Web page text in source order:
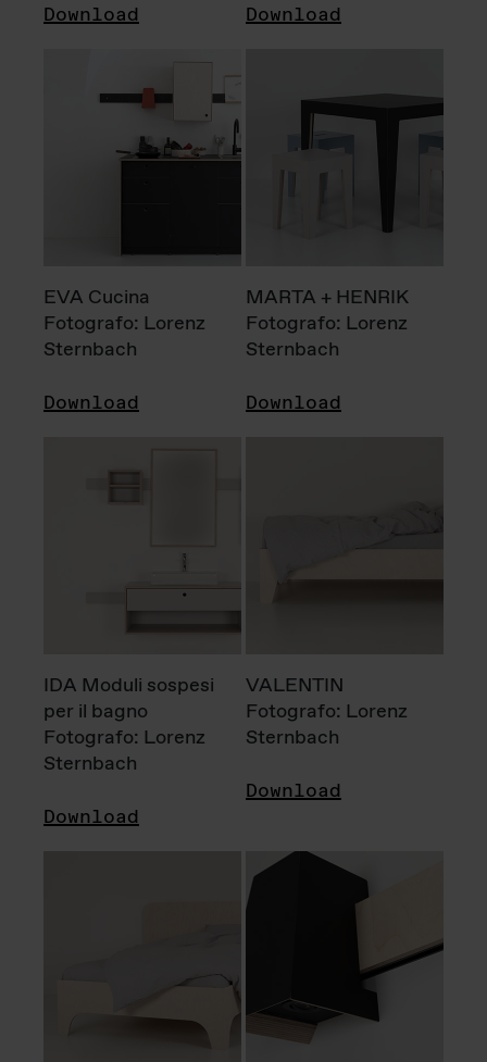
Download Download
EVA Cucina
Fotografo: Lorenz
Sternbach
Download
MARTA + HENRIK
Fotografo: Lorenz
Sternbach
Download
IDA Moduli sospesi
per il bagno
Fotografo: Lorenz
Sternbach
Download
VALENTIN
Fotografo: Lorenz
Sternbach
Download